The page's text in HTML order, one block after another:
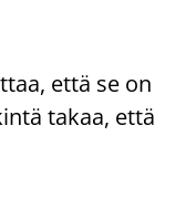
että se on
takaa, että